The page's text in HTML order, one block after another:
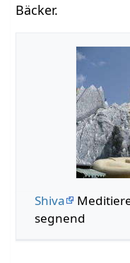
Bäcker.
Shiva
segnend